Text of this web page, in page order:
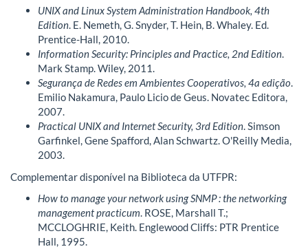
UNIX and Linux System Administration Handbook, 4th
Edition. E. Nemeth, G. Snyder, T. Hein, B. Whaley. Ed.
Prentice-Hall, 2010.
Information Security: Principles and Practice, 2nd Edition.
Mark Stamp. Wiley, 2011.
Segurança de Redes em Ambientes Cooperativos, 4a edição.
Emilio Nakamura, Paulo Licio de Geus. Novatec Editora,
2007.
Practical UNIX and Internet Security, 3rd Edition. Simson
Garfinkel, Gene Spafford, Alan Schwartz. O'Reilly Media,
2003.
Complementar disponível na Biblioteca da UTFPR:
How to manage your network using SNMP : the networking
management practicum. ROSE, Marshall T.;
MCCLOGHRIE, Keith. Englewood Cliffs: PTR Prentice
Hall, 1995.